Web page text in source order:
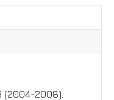
(2004-2008).